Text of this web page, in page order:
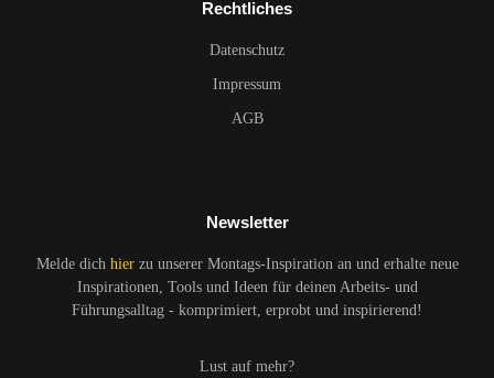
Rechtliches
Datenschutz
Impressum
AGB
Newsletter
Melde dich hier zu unserer Montags-Inspiration an und erhalte neue
Inspirationen, Tools und Ideen für deinen Arbeits- und
Führungsalltag - komprimiert, erprobt und inspirierend!
Lust auf mehr?